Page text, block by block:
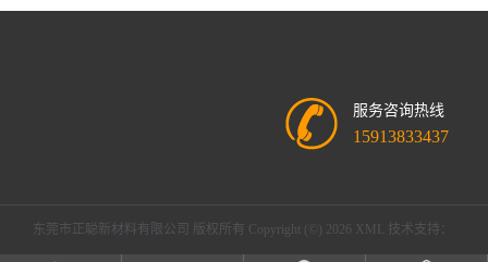
服务咨询热线
15913833437
东莞市正聪新材料有限公司 版权所有 Copyright (©) 2026 XML 技术支持：